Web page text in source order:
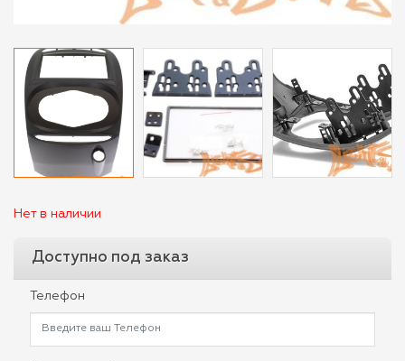
Нет в наличии
Доступно под заказ
Телефон